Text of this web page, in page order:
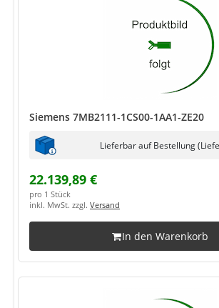
Siemens 7MB2111-1CS00-1AA1-ZE20
Lieferbar auf Bestellung
22.139,89 €
pro 1 Stück
inkl. MwSt. zzgl. Versand
In den Warenkorb